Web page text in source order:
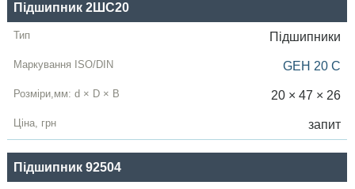
Підшипник 2ШС20
Підшипники
GEH 20 C
20 × 47 × 26
запит
Підшипник 92504